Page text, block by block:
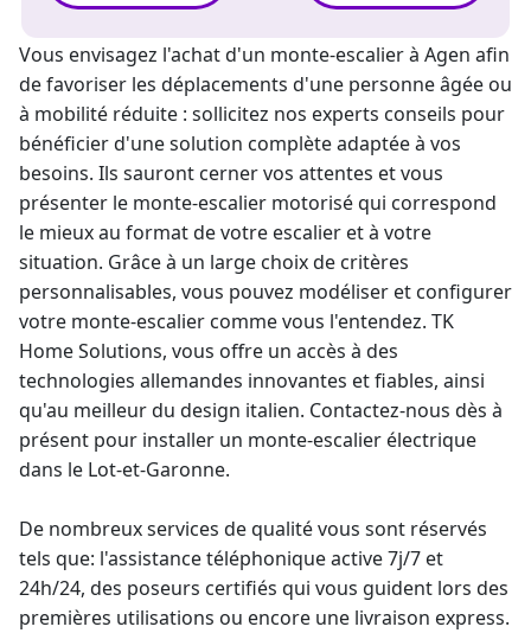
Vous envisagez l'achat d'un monte-escalierà Agen afin
de favoriser les déplacements d'une personne âgée ou
à mobilité réduite : sollicitez nos experts conseils pour
bénéficier d'une solution complète adaptée à vos
besoins. Ils sauront cerner vos attentes et vous
présenter le monte-escalier motorisé qui correspond
le mieux au format de votre escalier et à votre
situation. Grâce à un large choix de critères
personnalisables, vous pouvez modéliser et configurer
votre monte-escalier comme vous l'entendez. TK
Home Solutions, vous offre un accès à des
technologies allemandes innovantes et fiables, ainsi
qu'au meilleur du design italien. Contactez-nous dès à
présent pour installer un monte-escalier électrique
dans le Lot-et-Garonne.
De nombreux services de qualité vous sont réservés
tels que: l'assistance téléphonique active 7j/7 et
24h/24, des poseurs certifiés qui vous guident lors des
premières utilisations ou encore une livraison express.